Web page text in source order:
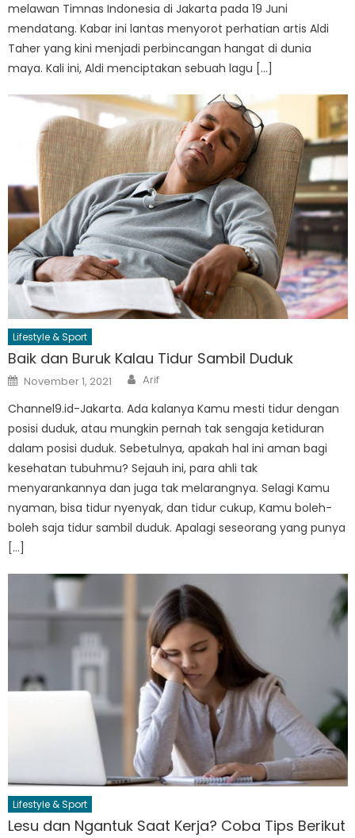
melawan Timnas Indonesia di Jakarta pada 19 Juni
mendatang. Kabar ini lantas menyorot perhatian artis Aldi
Taher yang kini menjadi perbincangan hangat di dunia
maya. Kali ini, Aldi menciptakan sebuah lagu […]
Lifestyle & Sport
Baik dan Buruk Kalau Tidur Sambil Duduk
Posted
on
November 1, 2021 Author
Arif
Channel9.id-Jakarta. Ada kalanya Kamu mesti tidur dengan
posisi duduk, atau mungkin pernah tak sengaja ketiduran
dalam posisi duduk. Sebetulnya, apakah hal ini aman bagi
kesehatan tubuhmu? Sejauh ini, para ahli tak
menyarankannya dan juga tak melarangnya. Selagi Kamu
nyaman, bisa tidur nyenyak, dan tidur cukup, Kamu boleh-
boleh saja tidur sambil duduk. Apalagi seseorang yang punya
[…]
Lifestyle & Sport
Lesu dan Ngantuk Saat Kerja? Coba Tips Berikut